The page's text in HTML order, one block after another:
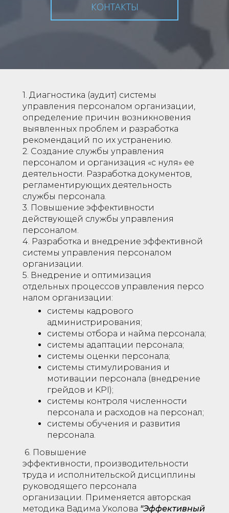
КОНТАКТЫ
1. Диагностика (аудит) системы
управления персоналом организации,
определение причин возникновения
выявленных проблем и разработка
рекомендаций по их устранению.
2. Создание службы управления
персоналом и организация «с нуля» ее
деятельности. Разработка документов,
регламентирующих деятельность
службы персонала.
3. Повышение эффективности
действующей службы управления
персоналом.
4. Разработка и внедрение эффективной
системы управления персоналом
организации.
5. Внедрение и оптимизация
отдельных процессов управления персо
налом организации:
системы кадрового
администрирования;
системы отбора и найма персонала;
системы адаптации персонала;
системы оценки персонала;
системы стимулирования и
мотивации персонала (внедрение
грейдов и KPI);
системы контроля численности
персонала и расходов на персонал;
системы обучения и развития
персонала.
6. Повышение
эффективности, производительности
труда и исполнительской дисциплины
руководящего персонала
организации. Применяется авторская
методика Вадима Уколова "Эффективный